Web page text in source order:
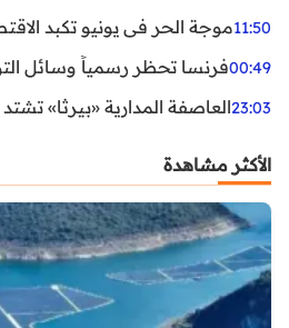
11:50موجة الحر في يونيو تكبد الاقتصاد
00:49فرنسا تحظر رسمياً وسائل
23:03العاصفة المدارية «بيرثا»
الأكثر مشاهدة